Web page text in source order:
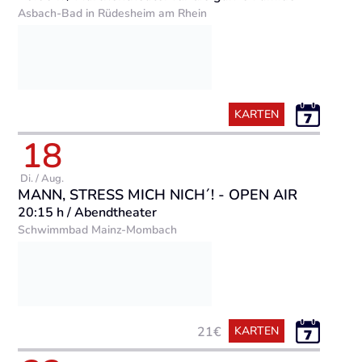
Asbach-Bad in Rüdesheim am Rhein
KARTEN
18
Di. / Aug.
MANN, STRESS MICH NICH´! - OPEN AIR
20:15 h / Abendtheater
Schwimmbad Mainz-Mombach
21€ KARTEN